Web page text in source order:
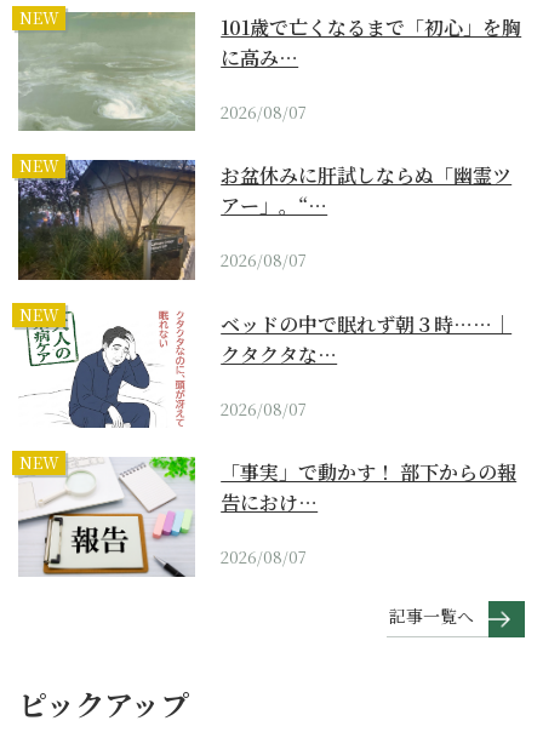
NEW
101歳で亡くなるまで「初心」を胸
に高み…
2026/08/07
NEW
お盆休みに肝試しならぬ「幽霊ツ
アー」。“…
2026/08/07
NEW
ベッドの中で眠れず朝３時……｜
クタクタな…
2026/08/07
NEW
「事実」で動かす！ 部下からの報
告におけ…
2026/08/07
記事一覧へ
ピックアップ